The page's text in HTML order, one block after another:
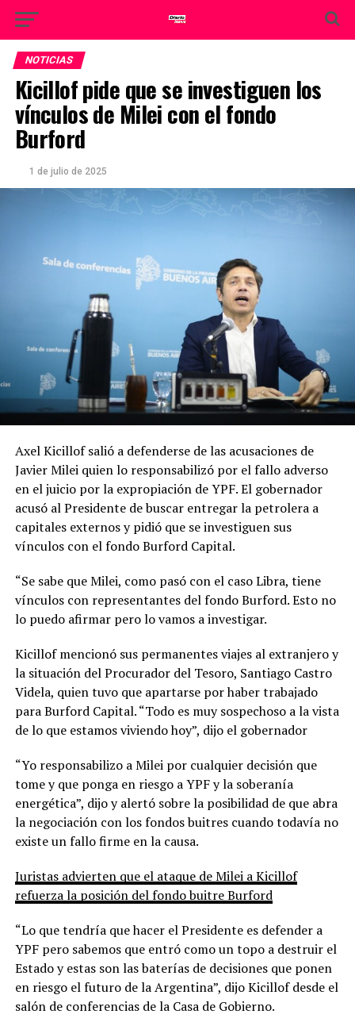
NOTICIAS
Kicillof pide que se investiguen los
vínculos de Milei con el fondo
Burford
1 de julio de 2025
Axel Kicillof salió a defenderse de las acusaciones de
Javier Milei quien lo responsabilizó por el fallo adverso
en el juicio por la expropiación de YPF. El gobernador
acusó al Presidente de buscar entregar la petrolera a
capitales externos y pidió que se investiguen sus
vínculos con el fondo Burford Capital.
“Se sabe que Milei, como pasó con el caso Libra, tiene
vínculos con representantes del fondo Burford. Esto no
lo puedo afirmar pero lo vamos a investigar.
Kicillof mencionó sus permanentes viajes al extranjero y
la situación del Procurador del Tesoro, Santiago Castro
Videla, quien tuvo que apartarse por haber trabajado
para Burford Capital. “Todo es muy sospechoso a la vista
de lo que estamos viviendo hoy”, dijo el gobernador
“Yo responsabilizo a Milei por cualquier decisión que
tome y que ponga en riesgo a YPF y la soberanía
energética”, dijo y alertó sobre la posibilidad de que abra
la negociación con los fondos buitres cuando todavía no
existe un fallo firme en la causa.
Juristas advierten que el ataque de Milei a Kicillof
refuerza la posición del fondo buitre Burford
“Lo que tendría que hacer el Presidente es defender a
YPF pero sabemos que entró como un topo a destruir el
Estado y estas son las baterías de decisiones que ponen
en riesgo el futuro de la Argentina”, dijo Kicillof desde el
salón de conferencias de la Casa de Gobierno.